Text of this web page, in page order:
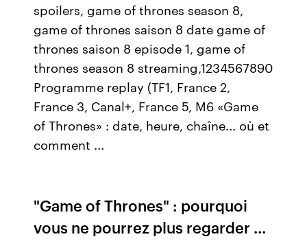
spoilers, game of thrones season 8,
game of thrones saison 8 date game of
thrones saison 8 episode 1, game of
thrones season 8 streaming,1234567890
Programme replay (TF1, France 2,
France 3, Canal+, France 5, M6 «Game
of Thrones» : date, heure, chaîne... où et
comment ...
"Game of Thrones" : pourquoi
vous ne pourrez plus regarder ...